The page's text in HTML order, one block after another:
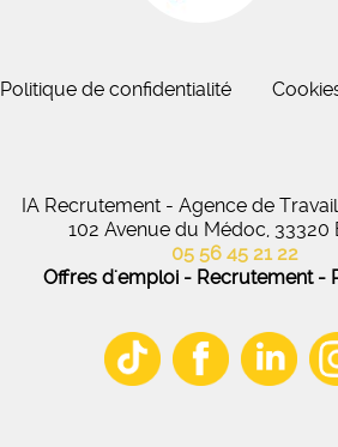
Politique de confidentialité
IA Recrutement - Agence de
102 Avenue du Médoc, 33320
05 56 45 21 22
Offres d'emploi - Recrutement -